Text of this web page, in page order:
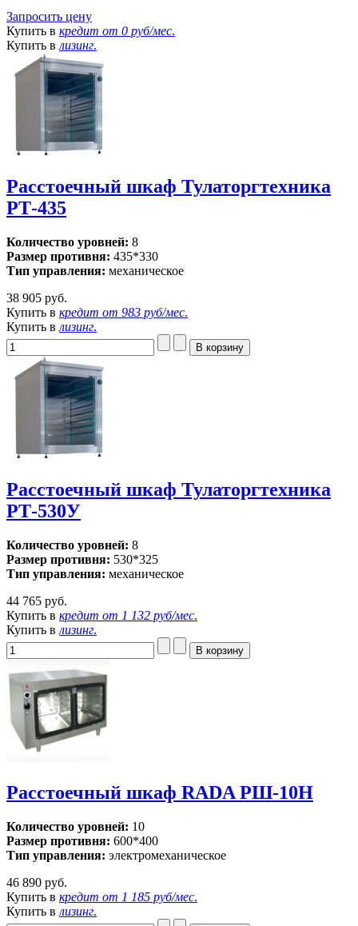
Запросить цену
Купить в кредит от 0 руб/мес.
Купить влизинг.
Расстоечный шкаф Тулаторгтехника
РТ-435
Количество уровней: 8
Размер противня: 435*330
Тип управления: механическое
38 905 руб.
Купить в кредит от 983 руб/мес.
Купить в лизинг.
Расстоечный шкаф Тулаторгтехника
РТ-530У
Количество уровней: 8
Размер противня: 530*325
Тип управления: механическое
44 765 руб.
Купить в кредит от 1 132 руб/мес.
Купить в лизинг.
Расстоечный шкаф RADA РШ-10Н
Количество уровней: 10
Размер противня: 600*400
Тип управления: электромеханическое
46 890 руб.
Купить в кредит от 1 185 руб/мес.
Купить в лизинг.